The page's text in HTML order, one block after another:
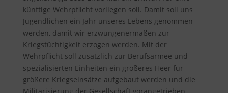
künftige Wehrpflicht vorliegen soll. Damit soll uns
Jugendlichen ein Jahr unseres Lebens genommen
werden, damit wir erzwungenermaßen zur
Kriegstüchtigkeit erzogen werden. Mit der
Wehrpflicht soll zusätzlich zur Berufsarmee und
spezialisierten Einheiten ein größeres Heer für
größere Kriegseinsätze aufgebaut werden und die